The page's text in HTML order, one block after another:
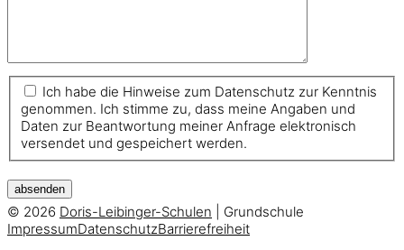
Ich habe die Hinweise zum Datenschutz zur Kenntnis
genommen. Ich stimme zu, dass meine Angaben und
Daten zur Beantwortung meiner Anfrage elektronisch
versendet und gespeichert werden.
absenden
© 2026 Doris-Leibinger-Schulen | Grundschule
ImpressumDatenschutzBarrierefreiheit